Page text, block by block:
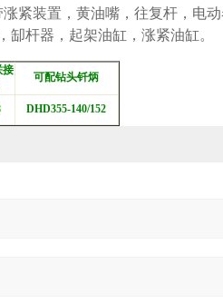
紧装置，黄油嘴，往复杆，电
杆器，起架油缸，涨紧油缸。
接
可配钻头钎炳
DHD355-140/152